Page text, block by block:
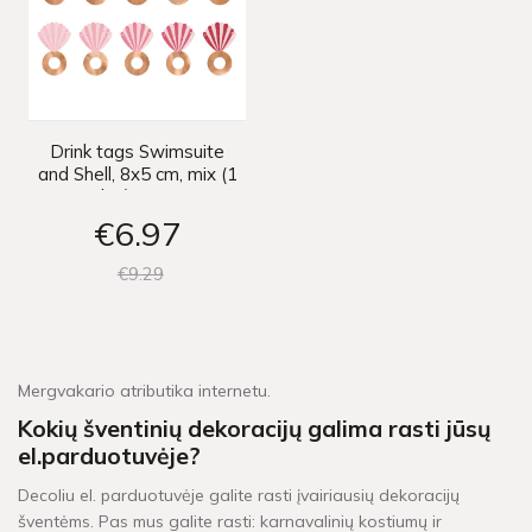
Drink tags Swimsuite
and Shell, 8x5 cm, mix (1
pkt / 10 pc.)
€6 97
€929
Mergvakario atributika internetu.
Kokių šventinių dekoracijų galima rasti jūsų
el.parduotuvėje?
Decoliu el. parduotuvėje galite rasti įvairiausių dekoracijų
šventėms. Pas mus galite rasti: karnavalinių kostiumų ir